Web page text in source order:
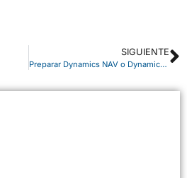
SIGUIENTE
Preparar Dynamics NAV o Dynamics 365 Business Central para los próximos cambios en la Política de cookies del navegador